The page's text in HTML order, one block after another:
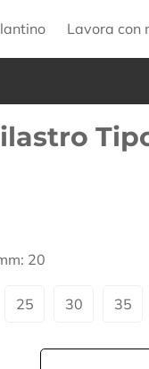
Lavora con
20
25 30 35